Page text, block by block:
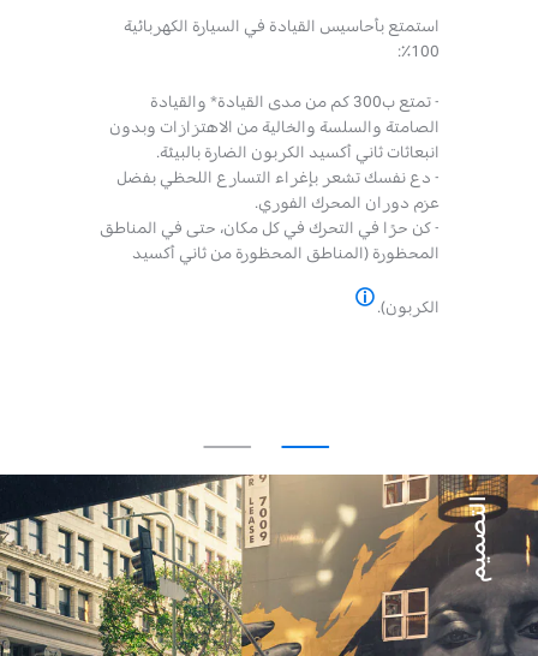
استمتع بأحاسيس القيادة في السيارة الكهربائية
100٪:
- تمتع ب300 كم من مدى القيادة* والقيادة
الصامتة والسلسة والخالية من الاهتزازات وبدون
انبعاثات ثاني أكسيد الكربون الضارة بالبيئة.
- دع نفسك تشعر بإغراء التسارع اللحظي بفضل
عزم دوران المحرك الفوري.
- كن حرًا في التحرك في كل مكان، حتى في المناطق
المحظورة (المناطق المحظورة من ثاني أكسيد
الكربون).
التصميم